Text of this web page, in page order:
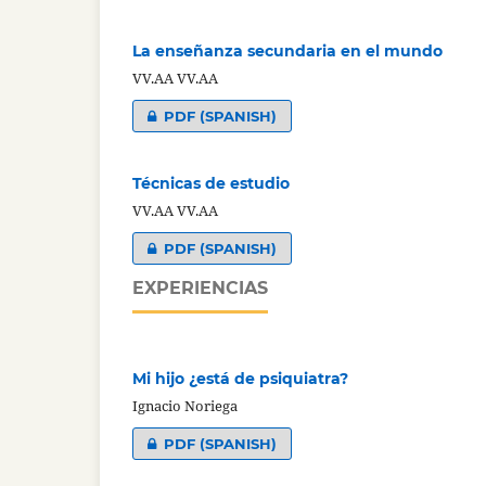
La enseñanza secundaria en el mundo
VV.AA VV.AA
PDF (SPANISH)
Técnicas de estudio
VV.AA VV.AA
PDF (SPANISH)
EXPERIENCIAS
Mi hijo ¿está de psiquiatra?
Ignacio Noriega
PDF (SPANISH)